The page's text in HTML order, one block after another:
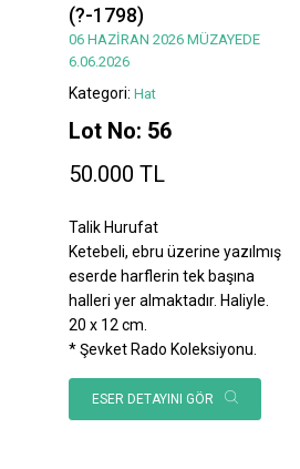
(?-1798)
06 HAZİRAN 2026 MÜZAYEDE
6.06.2026
Kategori: Hat
Lot No: 56
50.000 TL
Talik Hurufat
Ketebeli, ebru üzerine yazılmış
eserde harflerin tek başına
halleri yer almaktadır. Haliyle.
20 x 12 cm.
* Şevket Rado Koleksiyonu.
ESER DETAYINI GÖR